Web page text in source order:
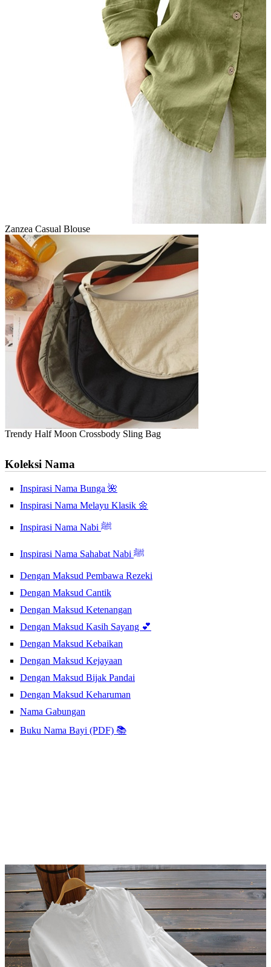
Zanzea Casual Blouse
Trendy Half Moon Crossbody Sling Bag
Koleksi Nama
Inspirasi Nama Bunga 🌺
Inspirasi Nama Melayu Klasik 🌼
Inspirasi Nama Nabi ﷺ
Inspirasi Nama Sahabat Nabi ﷺ
Dengan Maksud Pembawa Rezeki
Dengan Maksud Cantik
Dengan Maksud Ketenangan
Dengan Maksud Kasih Sayang 💕
Dengan Maksud Kebaikan
Dengan Maksud Kejayaan
Dengan Maksud Bijak Pandai
Dengan Maksud Keharuman
Nama Gabungan
Buku Nama Bayi (PDF) 📚